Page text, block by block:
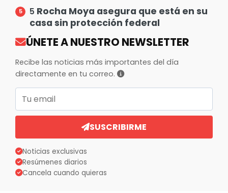
5 Rocha Moya asegura que está en su
casa sin protección federal
ÚNETE A NUESTRO NEWSLETTER
Recibe las noticias más importantes del día
directamente en tu correo.
Correo electrónico
SUSCRIBIRME
Noticias exclusivas
Resúmenes diarios
Cancela cuando quieras